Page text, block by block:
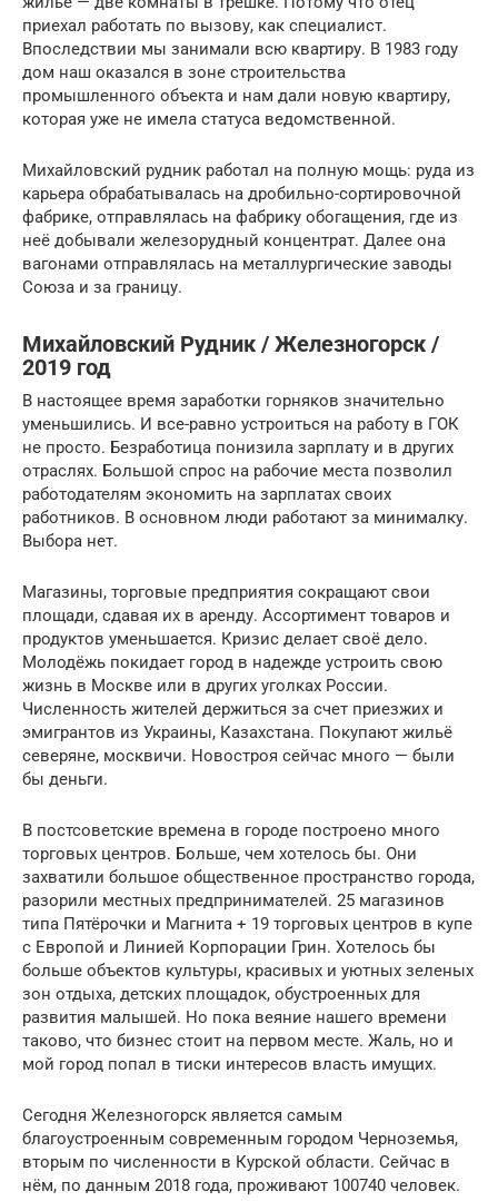
приехал работать по вызову, как специалист.
Впоследствии мы занимали всю квартиру. В 1983 году
дом наш оказался в зоне строительства
промышленного объекта и нам дали новую квартиру,
которая уже не имела статуса ведомственной.
Михайловский рудник работал на полную мощь: руда из
карьера обрабатывалась на дробильно-сортировочной
фабрике, отправлялась на фабрику обогащения, где из
неё добывали железорудный концентрат. Далее она
вагонами отправлялась на металлургические заводы
Союза и за границу.
Михайловский Рудник / Железногорск /
2019 год
В настоящее время заработки горняков значительно
уменьшились. И все-равно устроиться на работу в ГОК
не просто. Безработица понизила зарплату и в других
отраслях. Большой спрос на рабочие места позволил
работодателям экономить на зарплатах своих
работников. В основном люди работают за минималку.
Выбора нет.
Магазины, торговые предприятия сокращают свои
площади, сдавая их в аренду. Ассортимент товаров и
продуктов уменьшается. Кризис делает своё дело.
Молодёжь покидает город в надежде устроить свою
жизнь в Москве или в других уголках России.
Численность жителей держиться за счет приезжих и
эмигрантов из Украины, Казахстана. Покупают жильё
северяне, москвичи. Новостроя сейчас много — были
бы деньги.
В постсоветские времена в городе построено много
торговых центров. Больше, чем хотелось бы. Они
захватили большое общественное пространство города,
разорили местных предпринимателей. 25 магазинов
типа Пятёрочки и Магнита + 19 торговых центров в купе
с Европой и Линией Корпорации Грин. Хотелось бы
больше объектов культуры, красивых и уютных зеленых
зон отдыха, детских площадок, обустроенных для
развития малышей. Но пока веяние нашего времени
таково, что бизнес стоит на первом месте. Жаль, но и
мой город попал в тиски интересов власть имущих.
Сегодня Железногорск является самым
благоустроенным современным городом Черноземья,
вторым по численности в Курской области. Сейчас в
нём, по данным 2018 года, проживают 100740 человек.